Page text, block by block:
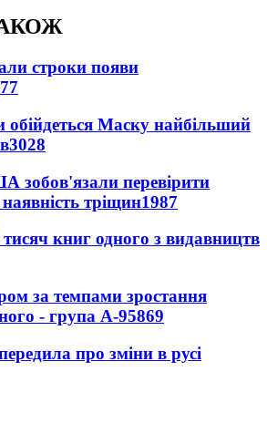
строки появи
обійдеться Маску найбільший
3028
зобов'язали перевірити
тріщин1987
книг одного з видавництв
за темпами зростання
- група А-95869
про зміни в русі